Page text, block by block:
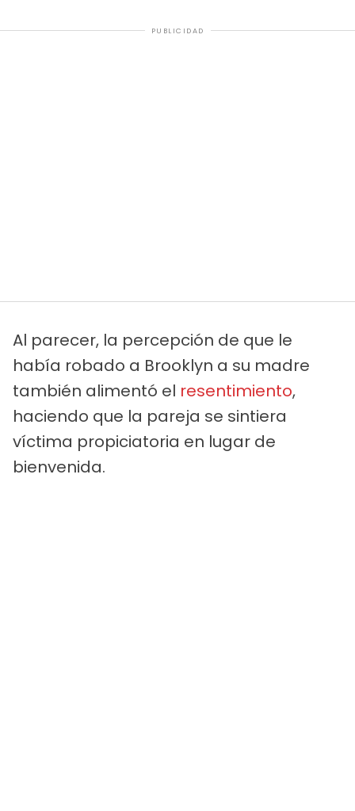
PUBLICIDAD
Al parecer, la percepción de que le
había robado a Brooklyn a su madre
también alimentó el resentimiento,
haciendo que la pareja se sintiera
víctima propiciatoria en lugar de
bienvenida.